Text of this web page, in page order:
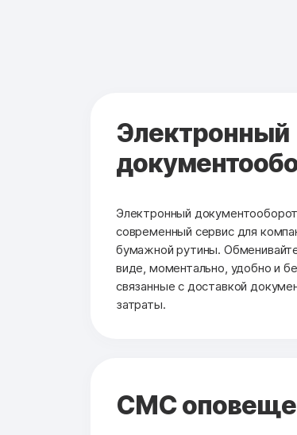
Электронный
Электронный
современный сервис для
бумажной рутины.
виде, моментально, удобно и
связанные с доставкой
затраты.
СМС